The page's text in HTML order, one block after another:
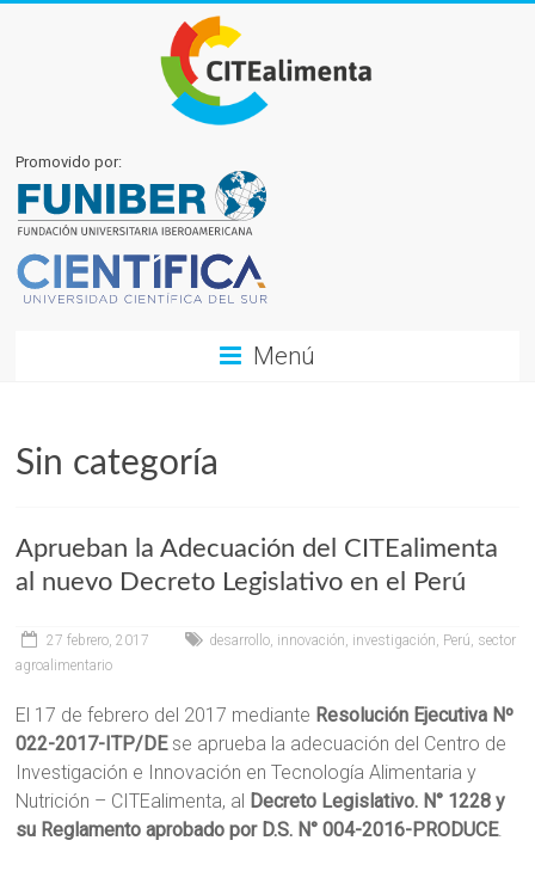
Promovido por:
Menú
Sin categoría
Aprueban la Adecuación del CITEalimenta
al nuevo Decreto Legislativo en el Perú
27 febrero, 2017 desarrollo, innovación, investigación, Perú, sector
agroalimentario
El 17 de febrero del 2017 mediante Resolución Ejecutiva Nº
022-2017-ITP/DE se aprueba la adecuación del Centro de
Investigación e Innovación en Tecnología Alimentaria y
Nutrición – CITEalimenta, al Decreto Legislativo. N° 1228 y
su Reglamento aprobado por D.S. N° 004-2016-PRODUCE.